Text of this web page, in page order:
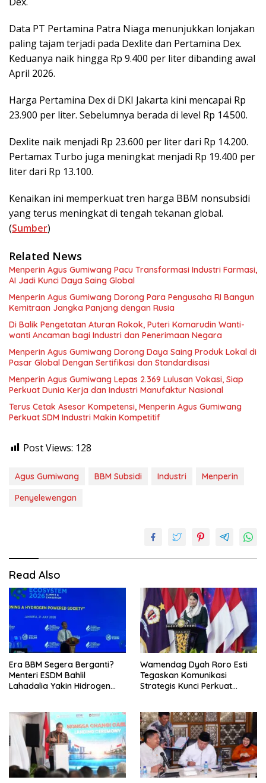
Data PT Pertamina Patra Niaga menunjukkan lonjakan
paling tajam terjadi pada Dexlite dan Pertamina Dex.
Keduanya naik hingga Rp 9.400 per liter dibanding awal
April 2026.
Harga Pertamina Dex di DKI Jakarta kini mencapai Rp
23.900 per liter. Sebelumnya berada di level Rp 14.500.
Dexlite naik menjadi Rp 23.600 per liter dari Rp 14.200.
Pertamax Turbo juga meningkat menjadi Rp 19.400 per
liter dari Rp 13.100.
Kenaikan ini memperkuat tren harga BBM nonsubsidi
yang terus meningkat di tengah tekanan global.
(Sumber)
Related News
Menperin Agus Gumiwang Pacu Transformasi Industri Farmasi,
AI Jadi Kunci Daya Saing Global
Menperin Agus Gumiwang Dorong Para Pengusaha RI Bangun
Kemitraan Jangka Panjang dengan Rusia
Di Balik Pengetatan Aturan Rokok, Puteri Komarudin Wanti-
wanti Ancaman bagi Industri dan Penerimaan Negara
Menperin Agus Gumiwang Dorong Daya Saing Produk Lokal di
Pasar Global Dengan Sertifikasi dan Standardisasi
Menperin Agus Gumiwang Lepas 2.369 Lulusan Vokasi, Siap
Perkuat Dunia Kerja dan Industri Manufaktur Nasional
Terus Cetak Asesor Kompetensi, Menperin Agus Gumiwang
Perkuat SDM Industri Makin Kompetitif
Post Views: 128
Agus Gumiwang BBM Subsidi Industri
Menperin
Penyelewengan
Read Also
Era BBM Segera Berganti?
Menteri ESDM Bahlil
Lahadalia Yakin Hidrogen
Wamendag Dyah Roro Esti
Tegaskan Komunikasi
Strategis Kunci Perkuat